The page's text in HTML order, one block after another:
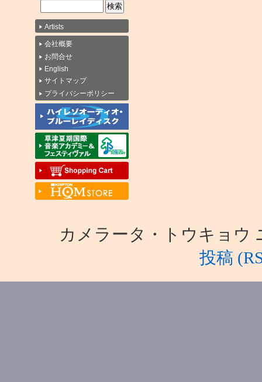
Artists
会社概要
お問合せ
English
サイトマップ
プライバシーポリシー
カメラータ・トウキョウ
投稿